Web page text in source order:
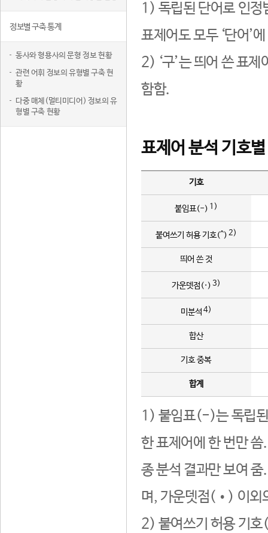
정보별 구축 통계
동사와 형용사의 문형 정보 현황
관련 어휘 정보의 유형별 구축 현
황
다중 매체(멀티미디어) 정보의 유
형별 구축 현황
1) 독립된 단어로 인정
표제어도 모두 ‘단어’
2) ‘구’는 띄어 쓴 표
함함.
표제어 분석 기호
기호
붙임표(-) 1)
붙여쓰기 허용 기호(^) 2)
띄어 쓴 것
가운뎃점(·) 3)
미분석 4)
합산
기호 중복
합계
1) 붙임표(-)는 독립된
한 표제어에 한 번만
종 분석 결과만 보여
며, 가운뎃점(•) 이외
2) 붙여쓰기 허용 기호